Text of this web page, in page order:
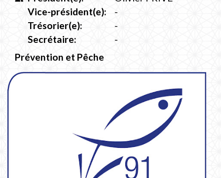
Vice-président(e):
Trésorier(e):
Secrétaire:
-
-
-
Prévention et Pêche